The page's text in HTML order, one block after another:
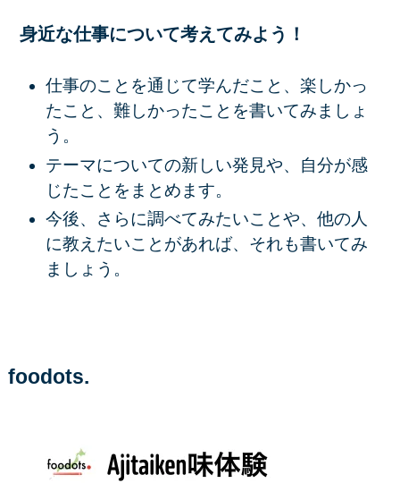
身近な仕事について考えてみよう！
仕事のことを通じて学んだこと、楽しかっ
たこと、難しかったことを書いてみましょ
う。
テーマについての新しい発見や、自分が感
じたことをまとめます。
今後、さらに調べてみたいことや、他の人
に教えたいことがあれば、それも書いてみ
ましょう。
foodots.